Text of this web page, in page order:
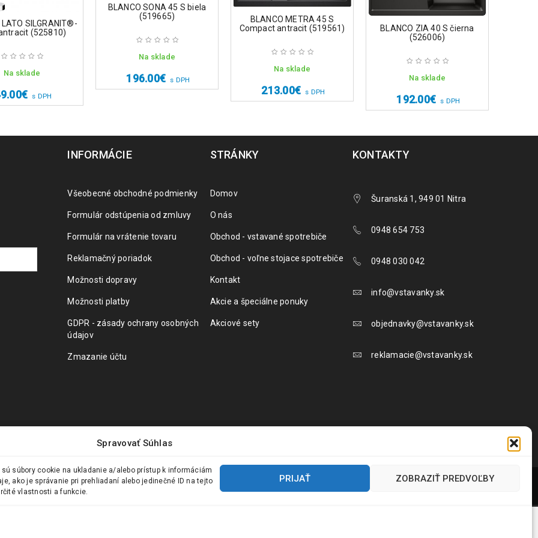
Spravovať Súhlas
súbory cookie na ukladanie a/alebo prístup k informáciám
ako je správanie pri prehliadaní alebo jedinečné ID na tejto
vlastnosti a funkcie.
PRIJAŤ ZOBRAZIŤ PREDVOĽBY
LATO SILGRANIT®-
(525810)
Na sklade
€ s DPH
BLANCO SONA 45 S biela
(519665)
Na sklade
196.00€ s DPH
BLANCO METRA 45 S
Compact antracit (519561)
Na sklade
213.00€ s DPH
BLANCO ZIA 40 S čierna
(526006)
Na sklade
192.00€ s DPH
INFORMÁCIE
Všeobecné obchodné podmienky
Formulár odstúpenia od zmluvy
Formulár na vrátenie tovaru
Reklamačný poriadok
Možnosti dopravy
Možnosti platby
GDPR - zásady ochrany osobných
údajov
Zmazanie účtu
STRÁNKY
Domov
O nás
Obchod - vstavané spotrebiče
Obchod - voľne stojace spotrebiče
Kontakt
Akcie a špeciálne ponuky
Akciové sety
KONTAKTY
Šuranská 1, 949 01 Nitra
0948 654 753
0948 030 042
info@vstavanky.sk
objednavky@vstavanky.sk
reklamacie@vstavanky.sk